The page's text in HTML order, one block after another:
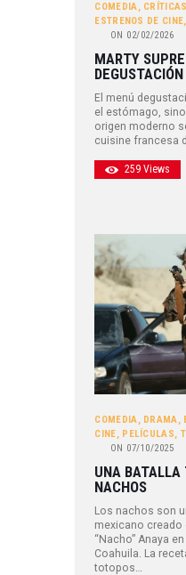
COMEDIA, CRÍTICAS
ESTRENOS DE CINE,
ON 02/02/2026
MARTY
DEGUSTACIÓN
El menú
el estómago,
origen moderno
cuisine francesa
259 Views
COMEDIA, DRAMA,
CINE, PELÍCULAS,
ON 07/10/2025
UNA BATALLA
NACHOS
Los nachos son
mexicano creado
“Nacho” Anaya
Coahuila. La
totopos…